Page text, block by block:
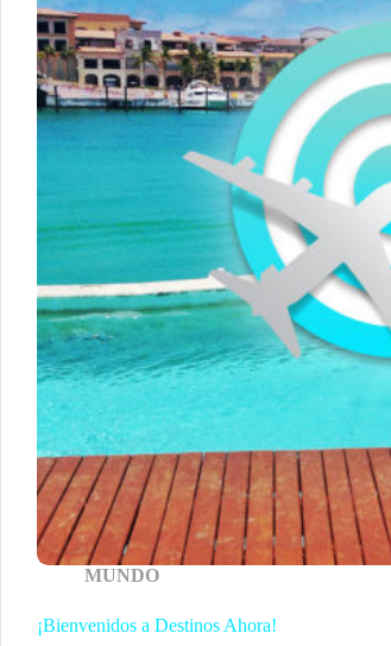
MUNDO
¡Bienvenidos a Destinos Ahora!